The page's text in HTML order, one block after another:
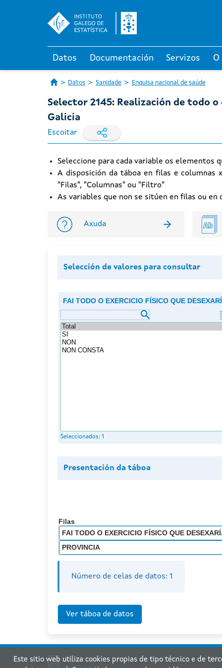
Datos Documentación Servizos O
Datos Sanidade Enquisa nacional de saúde
Selector 2145: Realización de todo
Galicia
Escoitar
Seleccione para cada variable os elementos
A disposición da táboa en filas e columnas
"Filas", "Columnas" ou "Filtro"
As variables que non se sitúen en filas ou
Axuda
Selección de valores para consultar
FAI TODO O EXERCICIO FÍSICO QUE
Seleccionados: 1
Presentación da táboa
Filas
FAI TODO O EXERCICIO FÍSICO QUE
PROVINCIA
Número de celas de datos: 1
Este sitio web utiliza cookies propias de tipo técnico e de